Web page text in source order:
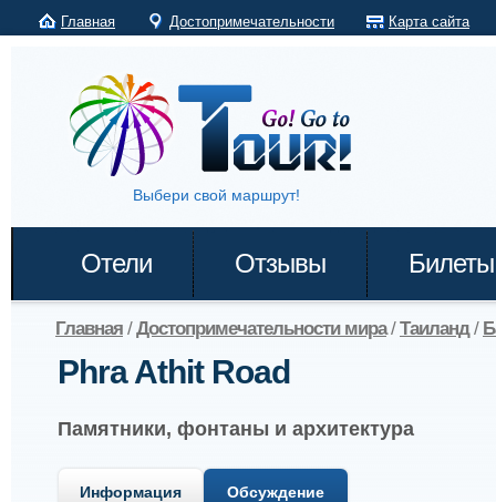
Главная Достопримечательности Карта сайта
Выбери свой маршрут!
Отели Отзывы Билеты
Главная /Достопримечательности мира/Таиланд/
Phra Athit Road
Памятники, фонтаны и архитектура
Информация Обсуждение